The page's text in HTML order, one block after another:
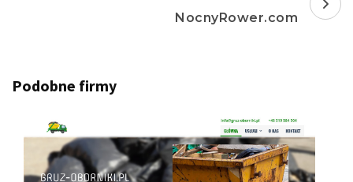
NocnyRower.com
Podobne firmy